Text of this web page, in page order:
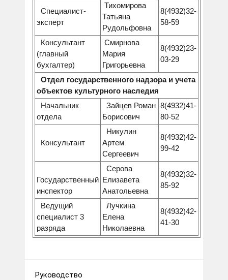
Специалист-
эксперт
Тихомирова
Татьяна
Рудольфовна
8(4932)32-
58-59
Консультант
(главный
бухгалтер)
Смирнова
Мария
Григорьевна
8(4932)23-
03-29
Отдел государственного надзора и учета
объектов культурного наследия
Начальник
отдела
Зайцев Роман
Борисович
8(4932)41-
80-52
Консультант
Никулин
Артем
Сергеевич
8(4932)42-
99-42
Государственный
инспектор
Серова
Елизавета
Анатольевна
8(4932)32-
85-92
Ведущий
специалист 3
разряда
Лучкина
Елена
Николаевна
8(4932)42-
41-30
Руководство